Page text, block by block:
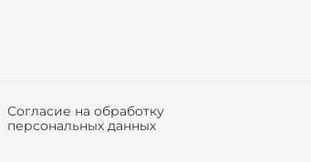
Согласие на обработку
персональных данных